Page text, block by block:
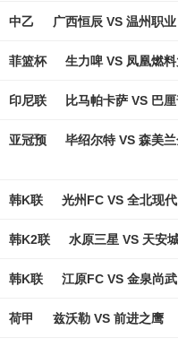
中乙 广西恒辰 VS 温州职业
菲篮杯 生力啤 VS 凤凰燃
印尼联 比马帕卡萨 VS 巴
亚冠预
毕绍尔特 VS 森美
韩K联 光州FC VS 全北现代
韩K2联 水原三星 VS 天安
韩K联 江原FC VS 金泉尚武
荷甲 兹沃勒 VS 前进之鹰